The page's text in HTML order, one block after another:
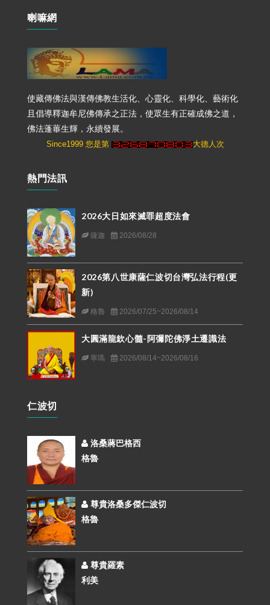
喇嘛網
使藏傳佛法與漢傳佛教生活化、心靈化、科學化、藝術化
且倡導釋迦牟尼佛傳承之正法，使眾生有正確成佛之道，
佛法蓬蓽生輝，永續發展。
Since1999 您是第 大德人次
熱門法訊
2026大日如來滅罪超度法會
薩迦 2026/08/28
2026第八世康薩仁波切台灣弘法行程(更
新)
格魯 2026/07/25~2026/08/14
大圓滿龍欽心髓-阿彌陀佛淨土遷識法
寧瑪 2026/08/14~2026/08/16
仁波切
洛桑蔣巴格西
格魯
尊貴洛桑多傑仁波切
格魯
尊貴羅素
利美